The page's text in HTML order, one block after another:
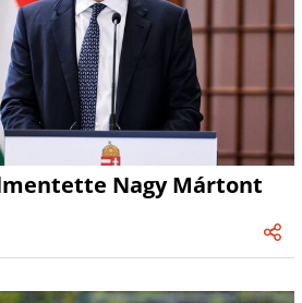
Nagy Mártont